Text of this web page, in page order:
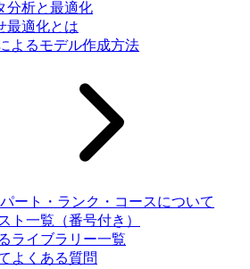
分析と最適化
最適化とは
よるモデル作成方法
ート・ランク・コースについて
ト一覧（番号付き）
ライブラリー一覧
よくある質問